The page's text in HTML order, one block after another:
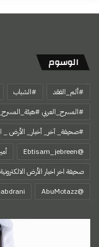
الوسوم
#ألم_الفقد #الشباب
#المسرح_العربي
#صحيفة_ آخر_ أخبار_ الأرض _
@Ebtisam_jebreen
صحيفة اخر اخبار الأرض الالكترونية
‏@AbuMotazz